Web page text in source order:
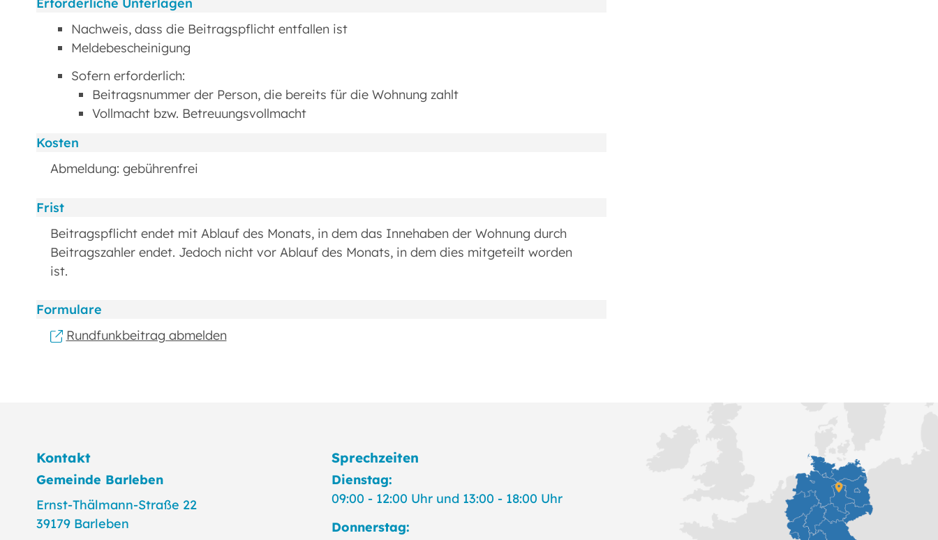
Nachweis, dass die Beitragspflicht entfallen ist
Meldebescheinigung
Sofern erforderlich:
Beitragsnummer der Person, die bereits für die Wohnung zahlt
Vollmacht bzw. Betreuungsvollmacht
Kosten
Abmeldung: gebührenfrei
Frist
Beitragspflicht endet mit Ablauf des Monats, in dem das Innehaben der Wohnung durch
Beitragszahler endet. Jedoch nicht vor Ablauf des Monats, in dem dies mitgeteilt worden
ist.
Formulare
Rundfunkbeitrag abmelden
Kontakt
Gemeinde Barleben
Ernst-Thälmann-Straße 22
39179 Barleben
Sprechzeiten
Dienstag:
09:00 - 12:00 Uhr und 13:00 - 18:00 Uhr
Donnerstag: